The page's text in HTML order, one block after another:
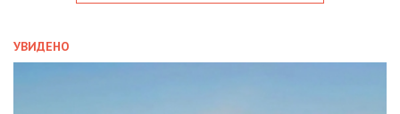
УВИДЕНО